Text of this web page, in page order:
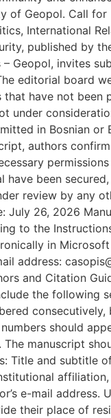
of Geopol. Call for
International
published by
Geopol, invites
editorial board
that have not been
under
in Bosnian or
authors
have been
review by any
July 26, 2026
to the
in
address:
and Citation
the following
consecutively,
should
manuscript
Title and subtitle
e-mail address.
their place of